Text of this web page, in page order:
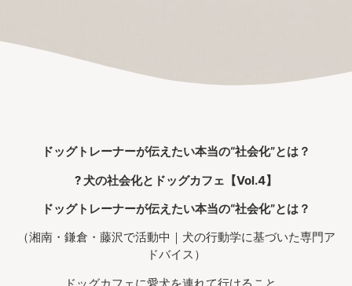
ドッグトレーナーが伝えたい本当の“社会化”とは？
? 犬の社会化とドッグカフェ【Vol.4】
ドッグトレーナーが伝えたい本当の“社会化”とは？
（湘南・鎌倉・藤沢で活動中｜犬の行動学に基づいた専門ア
ドバイス）